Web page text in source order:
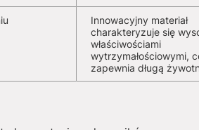
Innowacyjny materiał
charakteryzuje się
właściwościami
wytrzymałościowymi,
zapewnia długą